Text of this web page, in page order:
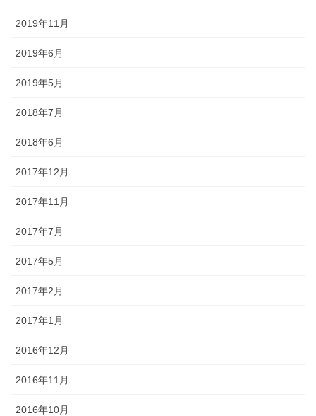
2019年11月
2019年6月
2019年5月
2018年7月
2018年6月
2017年12月
2017年11月
2017年7月
2017年5月
2017年2月
2017年1月
2016年12月
2016年11月
2016年10月